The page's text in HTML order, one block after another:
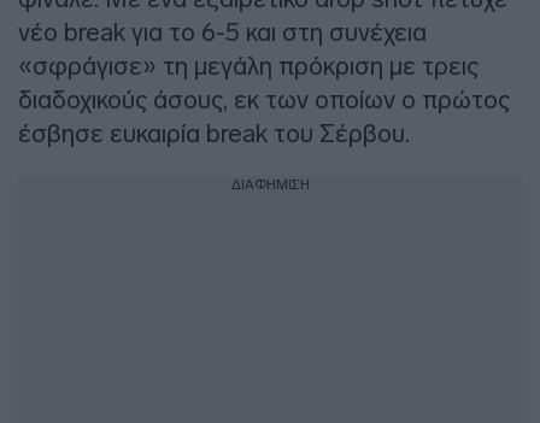
νέο break για το 6-5 και στη συνέχεια
«σφράγισε» τη μεγάλη πρόκριση με τρεις
διαδοχικούς άσους, εκ των οποίων ο πρώτος
έσβησε ευκαιρία break του Σέρβου.
ΔΙΑΦΗΜΙΣΗ